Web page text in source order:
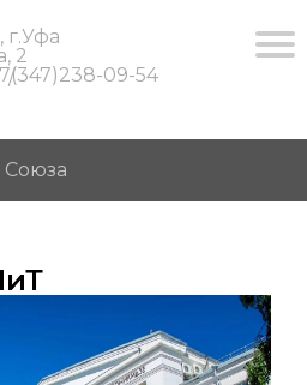
г.Уфа
2
09-54
Союза